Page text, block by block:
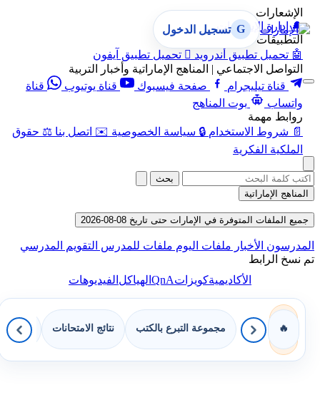
الإشعارات
🔔 إدارة الإشعارات
التطبيقات
🤖 تحميل تطبيق أندرويد  تحميل تطبيق آيفون
التواصل الاجتماعي | المناهج الإماراتية وأخبار التربية
قناة تيليجرام
صفحة فيسبوك قناة يوتيوب
قناة
واتساب
بوت المناهج
روابط مهمة
📄 شروط الاستخدام 🔒 سياسة الخصوصية ✉️ اتصل بنا ⚖️ حقوق
الملكية الفكرية
G تسجيل الدخول
بحث
المناهج الإماراتية
جميع الملفات المتوفرة في الإمارات حتى تاريخ 08-08-2026
المدرسون الأخبار ملفات اليوم ملفات للمدرس التقويم المدرسي
تم نسخ الرابط
الأكاديميةكويزاتQnAالهياكلالفيديوهات
🔥 مجموعة التبرع بالكتب نتائج الامتحانات